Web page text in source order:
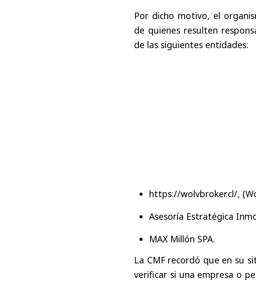
Por dicho motivo, el
de quienes resulten
de las siguientes entidades:
https://wolvbroker.cl/,
Asesoría Estratégica
MAX Millón SPA.
La CMF recordó que en su
verificar si una empresa o